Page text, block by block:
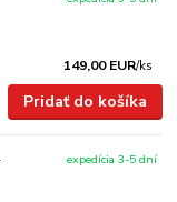
149,00 EUR/ks
Pridať do košíka
expedícia 3-5 dní